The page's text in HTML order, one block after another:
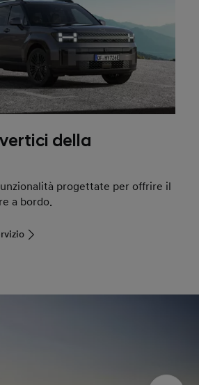
della
progettate per offrire il
a bordo.